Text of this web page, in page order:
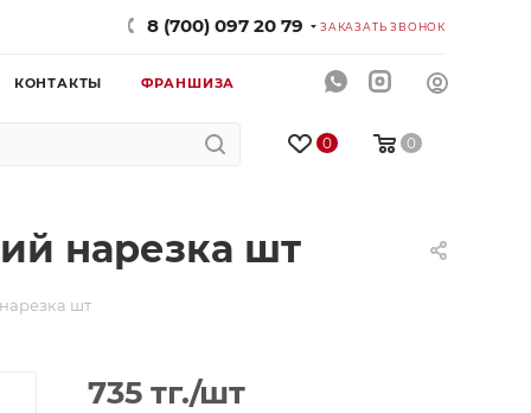
8 (700) 097 20 79 ЗАКАЗАТЬ ЗВОНОК
КОНТАКТЫ ФРАНШИЗА
0 0
нарезка шт
шт
735 тг./шт